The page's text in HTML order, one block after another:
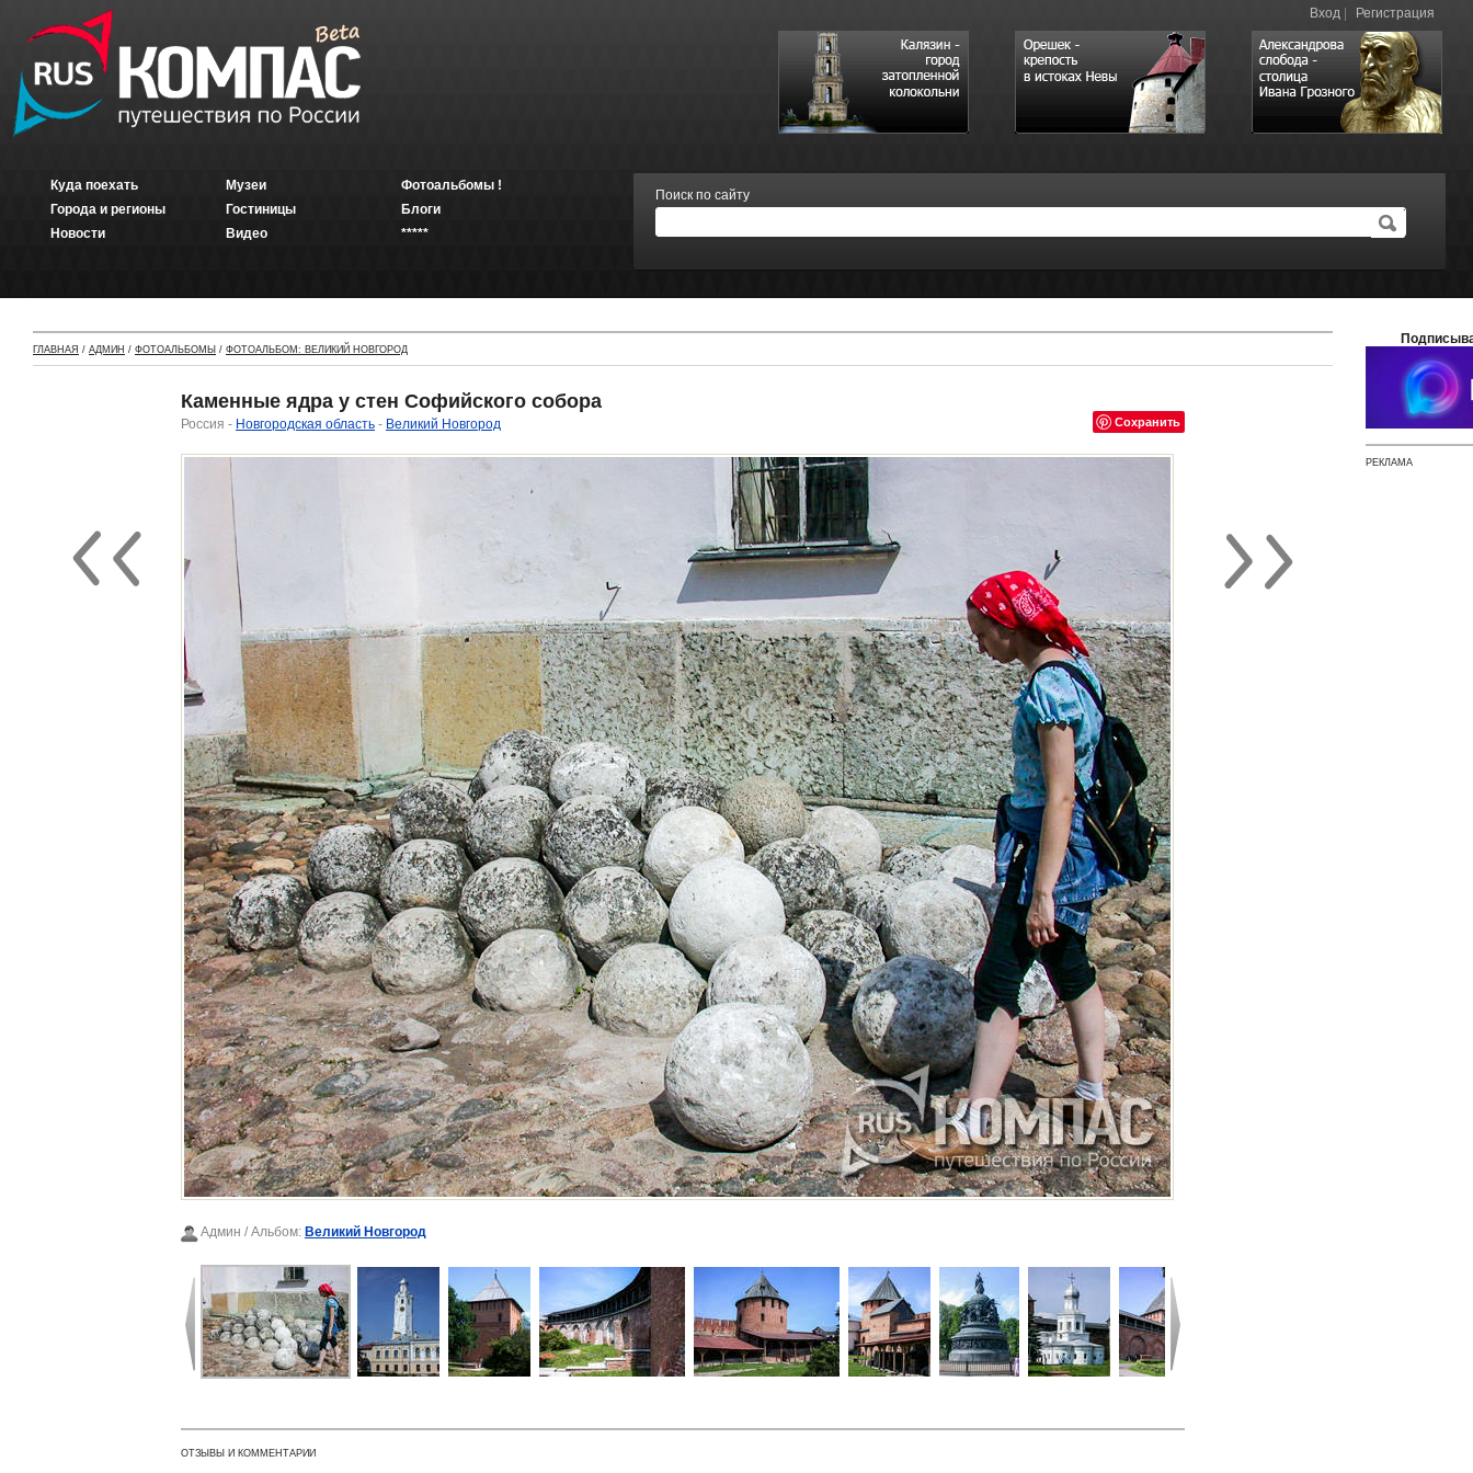
Вход Регистрация
Куда поехать
Города и регионы
Новости
Музеи
Гостиницы
Видео
Фотоальбомы !
Блоги
*****
Поиск по сайту
ГЛАВНАЯ / АДМИН / ФОТОАЛЬБОМЫ / ФОТОАЛЬБОМ: ВЕЛИКИЙ НОВГОРОД
Каменные ядра у стен Софийского собора
Сохранить
Россия - Новгородская область - Великий Новгород
Админ / Альбом: Великий Новгород
ОТЗЫВЫ И КОММЕНТАРИИ
РЕКЛАМА